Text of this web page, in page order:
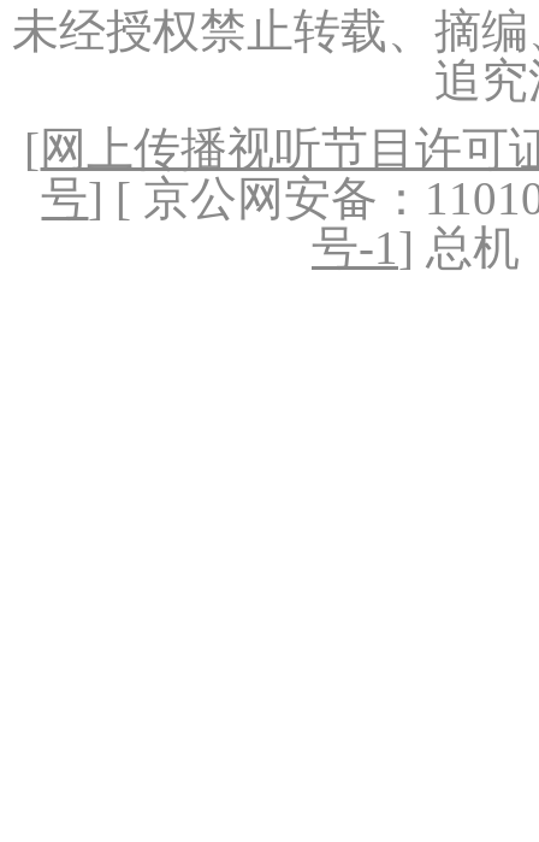
未经授权禁止转载、摘
追
[网上传播视听节目许可
号] [ 京公网安备：
号-1] 总机